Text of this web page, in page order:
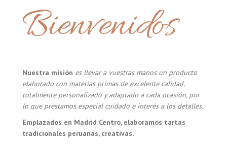
Bienvenidos
Nuestra misión es llevar a vuestras manos un producto
elaborado con materias primas de excelente calidad,
totalmente personalizado y adaptado a cada ocasión, por
lo que prestamos especial cuidado e interés a los detalles.
Emplazados en Madrid Centro, elaboramos tartas
tradicionales peruanas, creativas.